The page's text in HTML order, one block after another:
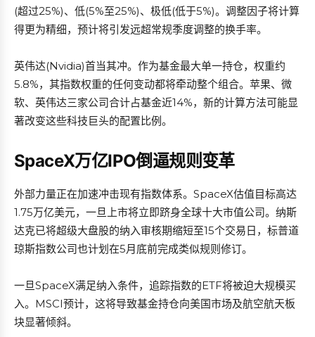
(超过25%)、低(5%至25%)、极低(低于5%)。调整因子将计算
得更为精细，预计将引发远超常规季度调整的换手率。
英伟达(Nvidia)首当其冲。作为基金最大单一持仓，权重约
5.8%，其指数权重的任何变动都将牵动整个组合。苹果、微
软、英伟达三家公司合计占基金近14%，新的计算方法可能显
著改变这些科技巨头的配置比例。
SpaceX万亿IPO倒逼规则变革
外部力量正在加速冲击现有指数体系。SpaceX估值目标高达
1.75万亿美元，一旦上市将立即跻身全球十大市值公司。纳斯
达克已将超级大盘股的纳入审核期缩短至15个交易日，标普道
琼斯指数公司也计划在5月底前完成类似规则修订。
一旦SpaceX满足纳入条件，追踪指数的ETF将被迫大规模买
入。MSCI预计，这将导致基金持仓向美国市场及航空航天板
块显著倾斜。